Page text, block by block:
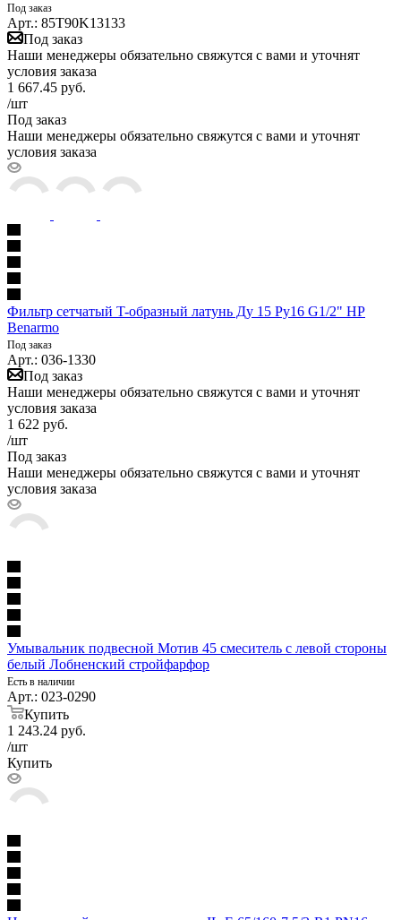
Под заказ
Арт.: 85T90K13133
Под заказ
Наши менеджеры обязательно свяжутся с вами и уточнят
условия заказа
1 667.45 руб.
/шт
Под заказ
Наши менеджеры обязательно свяжутся с вами и уточнят
условия заказа
Фильтр сетчатый T-образный латунь Ду 15 Ру16 G1/2" НР
Benarmo
Под заказ
Арт.: 036-1330
Под заказ
Наши менеджеры обязательно свяжутся с вами и уточнят
условия заказа
1 622 руб.
/шт
Под заказ
Наши менеджеры обязательно свяжутся с вами и уточнят
условия заказа
Умывальник подвесной Мотив 45 смеситель с левой стороны
белый Лобненский стройфарфор
Есть в наличии
Арт.: 023-0290
Купить
1 243.24 руб.
/шт
Купить